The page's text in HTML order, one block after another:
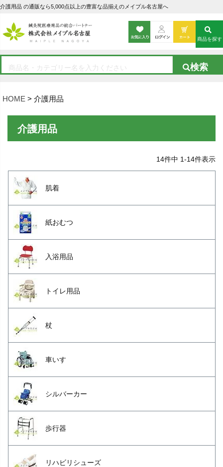
介護用品 の通販なら5,000点以上の豊富な品揃えのメイプル名古屋へ
HOME 介護用品
商品を探す
介護用品
14件中 1-14件表示
肌着
紙おむつ
入浴用品
トイレ用品
杖
車いす
シルバーカー
歩行器
リハビリシューズ